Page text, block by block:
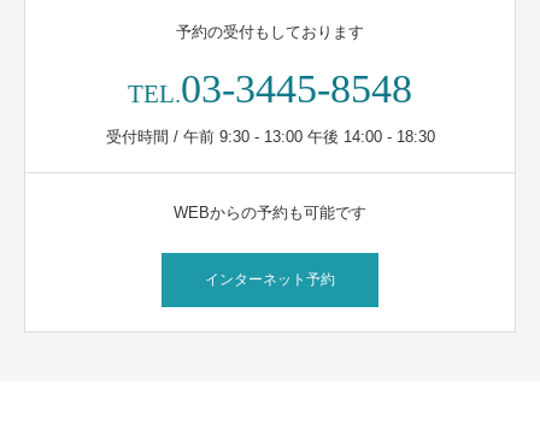
予約の受付もしております
TEL.03-3445-8548
受付時間 / 午前 9:30 - 13:00 午後 14:00 - 18:30
WEBからの予約も可能です
インターネット予約